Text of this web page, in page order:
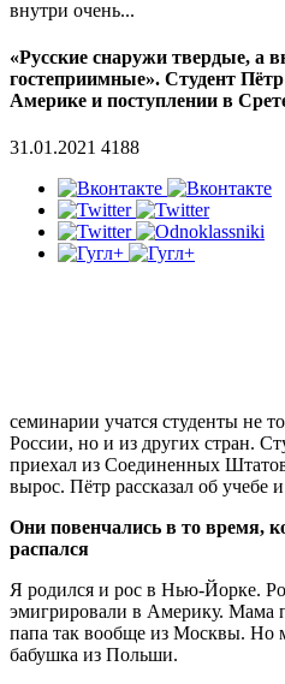
внутри очень...
«Русские снаружи твердые, а
гостеприимные». Студент
Америке и поступлении в
31.01.2021 4188
семинарии учатся студенты не
России, но и из других стран.
приехал из Соединенных
вырос. Пётр рассказал об учебе
Они повенчались в то время,
распался
Я родился и рос в Нью-Йорке.
эмигрировали в Америку. Мама
папа так вообще из Москвы. Но
бабушка из Польши.